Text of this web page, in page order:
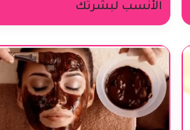
الأنسب لبشرتك